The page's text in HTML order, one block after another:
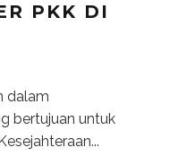
PKK DI
dalam
bertujuan untuk
...